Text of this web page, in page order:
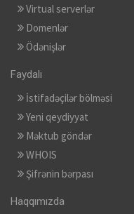
Virtual serverlər
Domenlər
Ödənişlər
Faydalı
İstifadəçilər bölməsi
Yeni qeydiyyat
Məktub göndər
WHOIS
Şifrənin bərpası
Haqqımızda